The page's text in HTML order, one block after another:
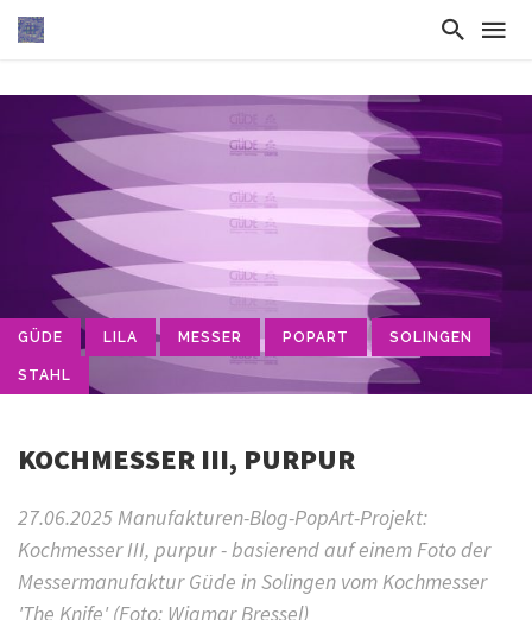
GÜDE LILA MESSER POPART SOLINGEN
STAHL
KOCHMESSER III, PURPUR
27.06.2025 Manufakturen-Blog-PopArt-Projekt:
Kochmesser III, purpur - basierend auf einem Foto der
Messermanufaktur Güde in Solingen vom Kochmesser
'The Knife' (Foto: Wigmar Bressel)